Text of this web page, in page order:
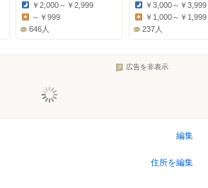
Dinner:
￥2,000～￥2,999
～￥999
646人
Dinner:
￥3,000～￥3,999
￥1,000～￥1,999
237人
広告を非表示
編集
住所を編集